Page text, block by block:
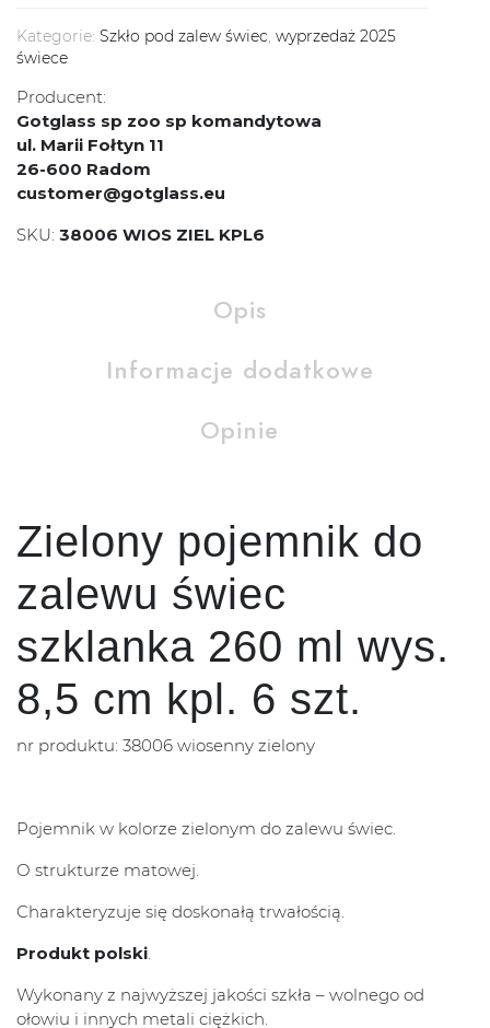
Kategorie: Szkło pod zalew świec, wyprzedaż 2025
świece
Producent:
Gotglass sp zoo sp komandytowa
ul. Marii Fołtyn 11
26-600 Radom
customer@gotglass.eu
SKU: 38006 WIOS ZIEL KPL6
Opis
Informacje dodatkowe
Opinie
Zielony pojemnik do
zalewu świec
szklanka 260 ml wys.
8,5 cm kpl. 6 szt.
nr produktu: 38006 wiosenny zielony
Pojemnik w kolorze zielonym do zalewu świec.
O strukturze matowej.
Charakteryzuje się doskonałą trwałością.
Produkt polski.
Wykonany z najwyższej jakości szkła – wolnego od
ołowiu i innych metali ciężkich.